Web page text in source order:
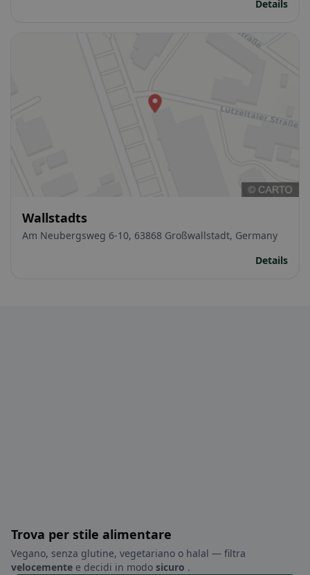
Details
Wallstadts
Am Neubergsweg 6-10, 63868 Großwallstadt, Germany
Details
Trova per stile alimentare
Vegano, senza glutine, vegetariano o halal — filtra
velocemente e decidi in modo sicuro .